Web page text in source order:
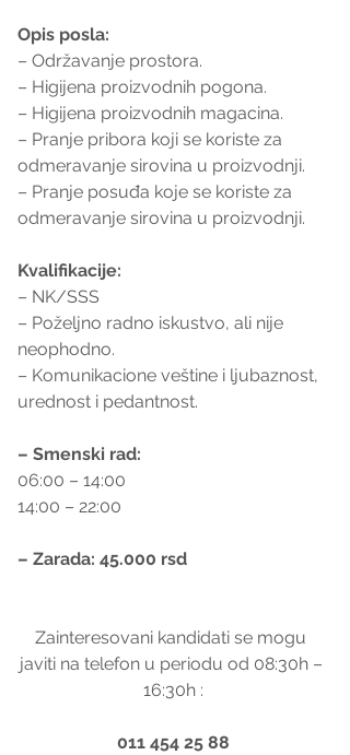
Opis posla:
– Održavanje prostora.
– Higijena proizvodnih pogona.
– Higijena proizvodnih magacina.
– Pranje pribora koji se koriste za
odmeravanje sirovina u proizvodnji.
– Pranje posuđa koje se koriste za
odmeravanje sirovina u proizvodnji.
Kvalifikacije:
– NK/SSS
– Poželjno radno iskustvo, ali nije
neophodno.
– Komunikacione veštine i ljubaznost,
urednost i pedantnost.
– Smenski rad:
06:00 – 14:00
14:00 – 22:00
– Zarada: 45.000 rsd
Zainteresovani kandidati se mogu
javiti na telefon u periodu od 08:30h –
16:30h :
011 454 25 88